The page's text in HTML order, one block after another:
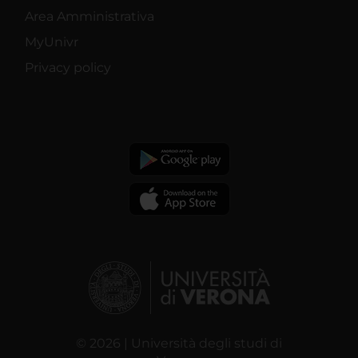
Area Amministrativa
MyUnivr
Privacy policy
© 2026 | Università degli studi di